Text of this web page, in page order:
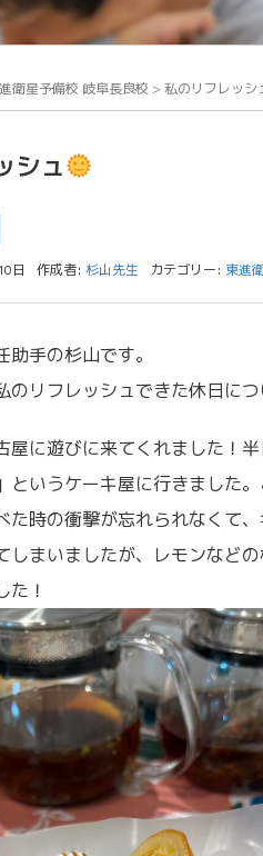
衛星予備校 岐阜長良校 > 私のリフレッシ
シュ
日 作成者: 杉山先生 カテゴリー: 東進
手の杉山です。
のリフレッシュできた休日につ
屋に遊びに来てくれました！
いうケーキ屋に行きました。
た時の衝撃が忘れられなくて
しまいましたが、レモンなど
た！